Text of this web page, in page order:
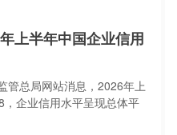
上半年中国企业信用
管总局网站消息，2026年上
企业信用水平呈现总体平